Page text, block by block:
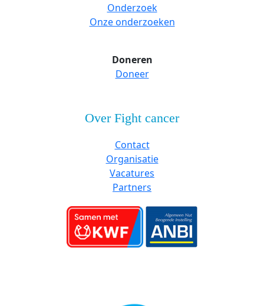
Onderzoek
Onze onderzoeken
Doneren
Doneer
Over Fight cancer
Contact
Organisatie
Vacatures
Partners